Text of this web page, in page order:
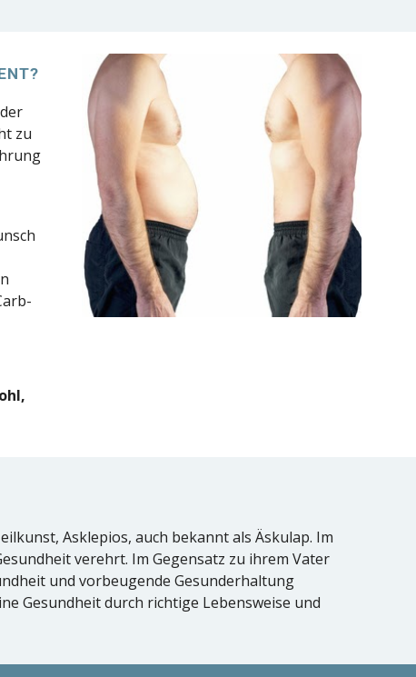
zu
Asklepios, auch bekannt als Äskulap. Im
verehrt. Im Gegensatz zu ihrem Vater
und vorbeugende Gesunderhaltung
Gesundheit durch richtige Lebensweise und